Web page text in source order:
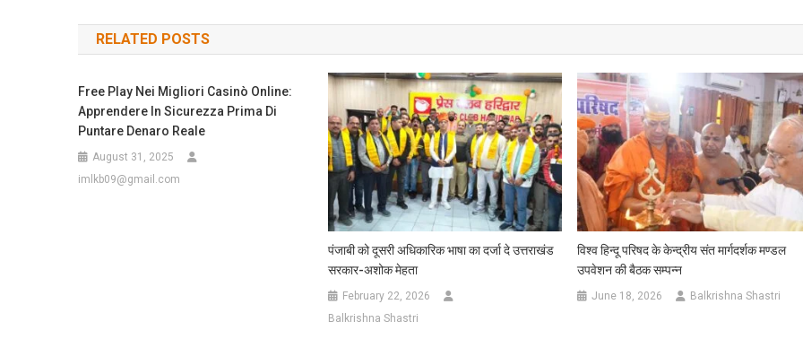
navigation
RELATED POSTS
Free Play Nei Migliori Casinò Online:
Apprendere In Sicurezza Prima Di
Puntare Denaro Reale
August 31, 2025
imlkb09@gmail.com
पंजाबी को दूसरी अधिकारिक भाषा का दर्जा दे उत्तराखंड
सरकार-अशोक मेहता
February 22, 2026
Balkrishna Shastri
विश्व हिन्दू परिषद के केन्द्रीय संत मार्गदर्शक मण्डल
उपवेशन की बैठक सम्पन्न
June 18, 2026 Balkrishna Shastri